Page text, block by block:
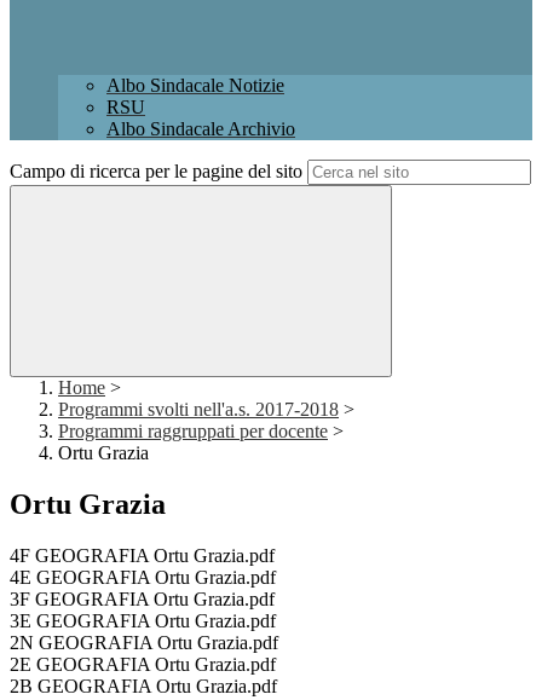
Albo Sindacale Notizie
RSU
Albo Sindacale Archivio
Campo di ricerca per le pagine del sito
Home >
Programmi svolti nell'a.s. 2017-2018 >
Programmi raggruppati per docente >
Ortu Grazia
Ortu Grazia
4F GEOGRAFIA Ortu Grazia.pdf
4E GEOGRAFIA Ortu Grazia.pdf
3F GEOGRAFIA Ortu Grazia.pdf
3E GEOGRAFIA Ortu Grazia.pdf
2N GEOGRAFIA Ortu Grazia.pdf
2E GEOGRAFIA Ortu Grazia.pdf
2B GEOGRAFIA Ortu Grazia.pdf